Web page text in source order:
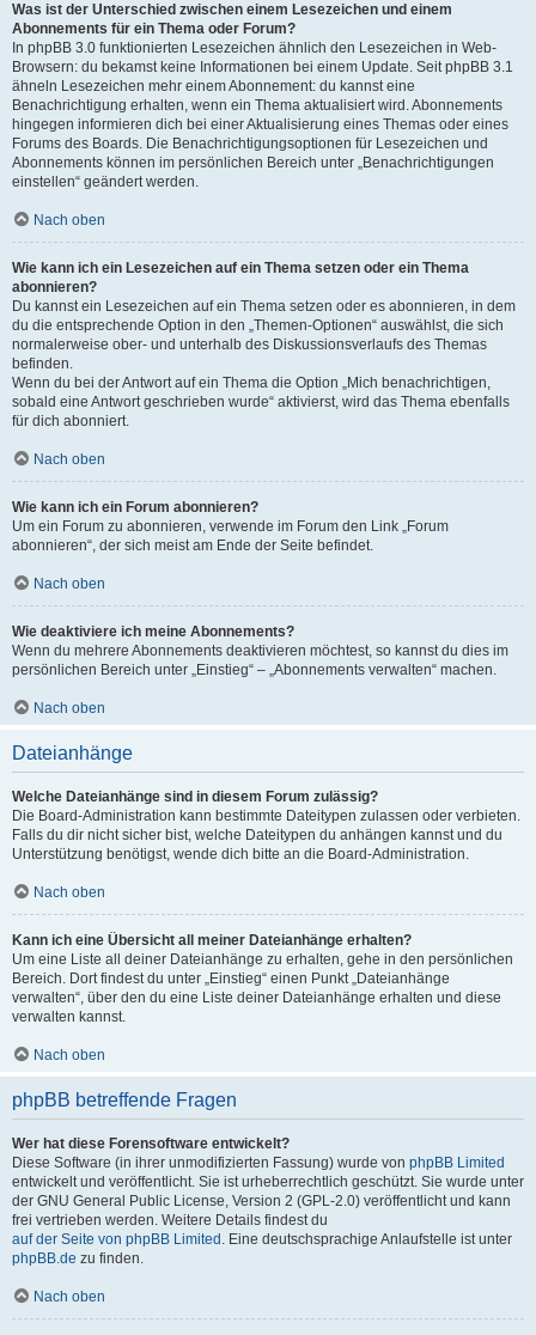
Was ist der Unterschied zwischen einem Lesezeichen und einem
Abonnements für ein Thema oder Forum?
In phpBB 3.0 funktionierten Lesezeichen ähnlich den Lesezeichen in Web-
Browsern: du bekamst keine Informationen bei einem Update. Seit phpBB 3.1
ähneln Lesezeichen mehr einem Abonnement: du kannst eine
Benachrichtigung erhalten, wenn ein Thema aktualisiert wird. Abonnements
hingegen informieren dich bei einer Aktualisierung eines Themas oder eines
Forums des Boards. Die Benachrichtigungsoptionen für Lesezeichen und
Abonnements können im persönlichen Bereich unter „Benachrichtigungen
einstellen“ geändert werden.
Nach oben
Wie kann ich ein Lesezeichen auf ein Thema setzen oder ein Thema
abonnieren?
Du kannst ein Lesezeichen auf ein Thema setzen oder es abonnieren, in dem
du die entsprechende Option in den „Themen-Optionen“ auswählst, die sich
normalerweise ober- und unterhalb des Diskussionsverlaufs des Themas
befinden.
Wenn du bei der Antwort auf ein Thema die Option „Mich benachrichtigen,
sobald eine Antwort geschrieben wurde“ aktivierst, wird das Thema ebenfalls
für dich abonniert.
Nach oben
Wie kann ich ein Forum abonnieren?
Um ein Forum zu abonnieren, verwende im Forum den Link „Forum
abonnieren“, der sich meist am Ende der Seite befindet.
Nach oben
Wie deaktiviere ich meine Abonnements?
Wenn du mehrere Abonnements deaktivieren möchtest, so kannst du dies im
persönlichen Bereich unter „Einstieg“ – „Abonnements verwalten“ machen.
Nach oben
Dateianhänge
Welche Dateianhänge sind in diesem Forum zulässig?
Die Board-Administration kann bestimmte Dateitypen zulassen oder verbieten.
Falls du dir nicht sicher bist, welche Dateitypen du anhängen kannst und du
Unterstützung benötigst, wende dich bitte an die Board-Administration.
Nach oben
Kann ich eine Übersicht all meiner Dateianhänge erhalten?
Um eine Liste all deiner Dateianhänge zu erhalten, gehe in den persönlichen
Bereich. Dort findest du unter „Einstieg“ einen Punkt „Dateianhänge
verwalten“, über den du eine Liste deiner Dateianhänge erhalten und diese
verwalten kannst.
Nach oben
phpBB betreffende Fragen
Wer hat diese Forensoftware entwickelt?
Diese Software (in ihrer unmodifizierten Fassung) wurde von phpBB Limited
entwickelt und veröffentlicht. Sie ist urheberrechtlich geschützt. Sie wurde unter
der GNU General Public License, Version 2 (GPL-2.0) veröffentlicht und kann
frei vertrieben werden. Weitere Details findest du
auf der Seite von phpBB Limited . Eine deutschsprachige Anlaufstelle ist unter
phpBB.de zu finden.
Nach oben